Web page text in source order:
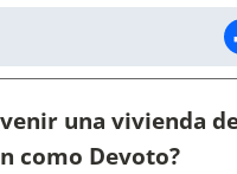
una vivienda
como Devoto?